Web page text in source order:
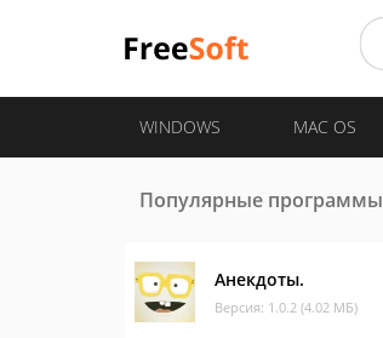
WINDOWS MAC OS
Популярные программы
Анекдоты.
Версия: 1.0.2 (4.02 МБ)